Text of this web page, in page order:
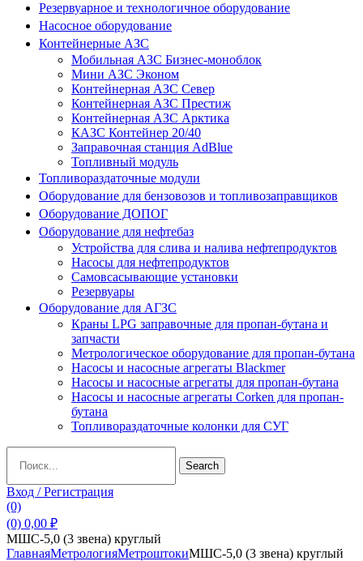
Резервуарное и технологичное оборудование
Насосное оборудование
Контейнерные АЗС
Мобильная АЗС Бизнес-моноблок
Мини АЗС Эконом
Контейнерная АЗС Север
Контейнерная АЗС Престиж
Контейнерная АЗС Арктика
КАЗС Контейнер 20/40
Заправочная станция AdBlue
Топливный модуль
Топливораздаточные модули
Оборудование для бензовозов и топливозаправщиков
Оборудование ДОПОГ
Оборудование для нефтебаз
Устройства для слива и налива нефтепродуктов
Насосы для нефтепродуктов
Самовсасывающие установки
Резервуары
Оборудование для АГЗС
Краны LPG заправочные для пропан-бутана и
запчасти
Метрологическое оборудование для пропан-бутана
Насосы и насосные агрегаты Blackmer
Насосы и насосные агрегаты для пропан-бутана
Насосы и насосные агрегаты Corken для пропан-
бутана
Топливораздаточные колонки для СУГ
for:
Search
Вход / Регистрация
(0)
(0) 0,00 ₽
МШС-5,0 (3 звена) круглый
ГлавнаяМетрологияМетроштокиМШС-5,0 (3 звена) круглый